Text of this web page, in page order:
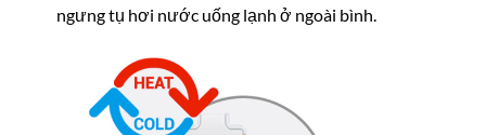
ngưng tụ hơi nước uống lạnh ở ngoài bình.